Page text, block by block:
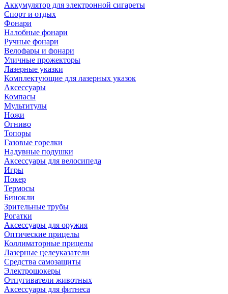
Аккумулятор для электронной сигареты
Спорт и отдых
Фонари
Налобные фонари
Ручные фонари
Велофары и фонари
Уличные прожекторы
Лазерные указки
Комплектующие для лазерных указок
Аксессуары
Компасы
Мультитулы
Ножи
Огниво
Топоры
Газовые горелки
Надувные подушки
Аксессуары для велосипеда
Игры
Покер
Термосы
Бинокли
Зрительные трубы
Рогатки
Аксессуары для оружия
Оптические прицелы
Коллиматорные прицелы
Лазерные целеуказатели
Средства самозащиты
Электрошокеры
Отпугиватели животных
Аксессуары для фитнеса